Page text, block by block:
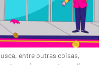
entre outras coisas,